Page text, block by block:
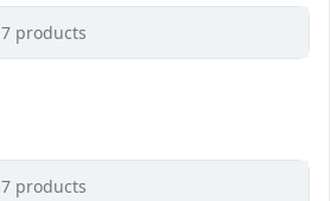
7 products
7 products